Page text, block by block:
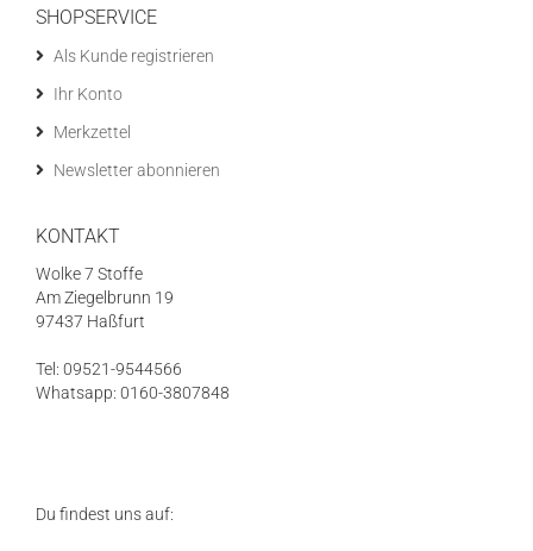
SHOPSERVICE
Als Kunde registrieren
Ihr Konto
Merkzettel
Newsletter abonnieren
KONTAKT
Wolke 7 Stoffe
Am Ziegelbrunn 19
97437 Haßfurt
Tel: 09521-9544566
Whatsapp: 0160-3807848
Du findest uns auf: